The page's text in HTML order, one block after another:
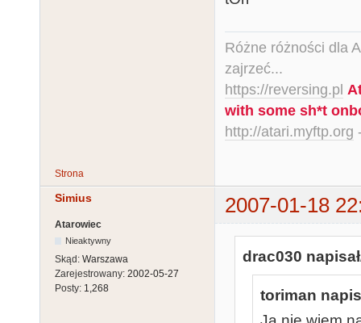
Różne różności dla
zajrzeć...
https://reversing.pl
with some sh*t
http://atari.myftp.org
Strona
Simius 2007-01-18
Atarowiec
Nieaktywny
Skąd: Warszawa
Zarejestrowany: 2002-05-27
Posty: 1,268
drac030
toriman